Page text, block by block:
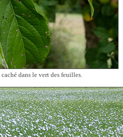
dans le vert des feuilles.